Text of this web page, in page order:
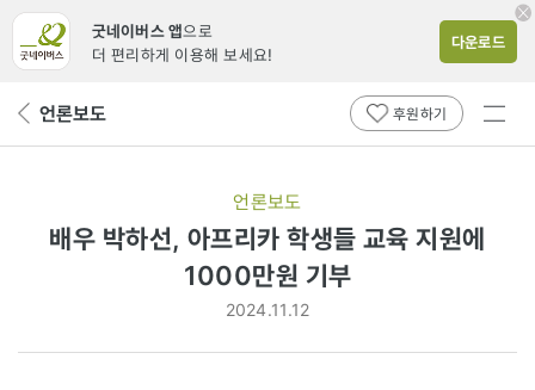
굿네이버스 앱으로
더 편리하게 이용해 보세요!
다운로드
뒤 언론보도 후원하기
전체
언론보도
배우 박하선, 아프리카 학생들 교육 지원에
1000만원 기부
2024.11.12